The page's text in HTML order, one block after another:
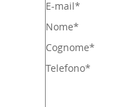
E-mail*
Nome*
Cognome*
Telefono*